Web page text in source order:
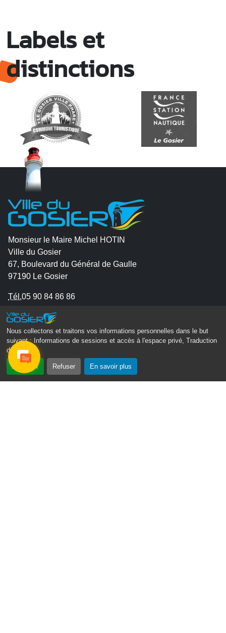
Nous collectons et traitons vos informations personnelles dans le but
suivant :
Informations de sessions et accès à l'espace privé, Traduction
des pages .
Accepter Refuser En savoir plus
Labels et
distinctions
Monsieur le Maire Michel HOTIN
Ville du Gosier
67, Boulevard du Général de Gaulle
97190 Le Gosier
Tél.05 90 84 86 86
Envoyer un email
Contacter la P.R.A.D.A
Contactez le délégué à la protection des données
personnelles - D.P.O
Suivez-nous